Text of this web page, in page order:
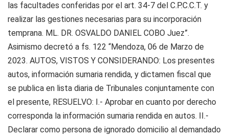
las facultades conferidas por el art. 34-7 del C.P.C.C.T. y
realizar las gestiones necesarias para su incorporación
temprana. ML. DR. OSVALDO DANIEL COBO Juez”.
Asimismo decretó a fs. 122 “Mendoza, 06 de Marzo de
2023. AUTOS, VISTOS Y CONSIDERANDO: Los presentes
autos, información sumaria rendida, y dictamen fiscal que
se publica en lista diaria de Tribunales conjuntamente con
el presente, RESUELVO: I.- Aprobar en cuanto por derecho
corresponda la información sumaria rendida en autos. II.-
Declarar como persona de ignorado domicilio al demandado